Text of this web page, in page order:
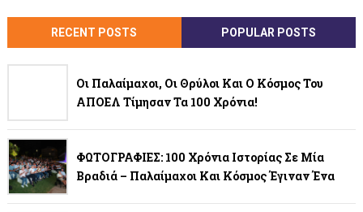
RECENT POSTS POPULAR POSTS
Οι Παλαίμαχοι, Οι Θρύλοι Και Ο Κόσμος Του
ΑΠΟΕΛ Τίμησαν Τα 100 Χρόνια!
ΦΩΤΟΓΡΑΦΙΕΣ: 100 Χρόνια Ιστορίας Σε Μία
Βραδιά – Παλαίμαχοι Και Κόσμος Έγιναν Ένα